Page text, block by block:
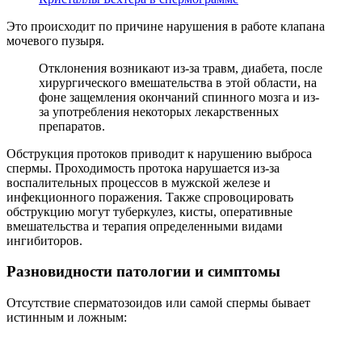
Это происходит по причине нарушения в работе клапана
мочевого пузыря.
Отклонения возникают из-за травм, диабета, после
хирургического вмешательства в этой области, на
фоне защемления окончаний спинного мозга и из-
за употребления некоторых лекарственных
препаратов.
Обструкция протоков приводит к нарушению выброса
спермы. Проходимость протока нарушается из-за
воспалительных процессов в мужской железе и
инфекционного поражения. Также спровоцировать
обструкцию могут туберкулез, кисты, оперативные
вмешательства и терапия определенными видами
ингибиторов.
Разновидности патологии и симптомы
Отсутствие сперматозоидов или самой спермы бывает
истинным и ложным: